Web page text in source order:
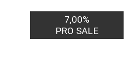
7,00%
PRO SALE